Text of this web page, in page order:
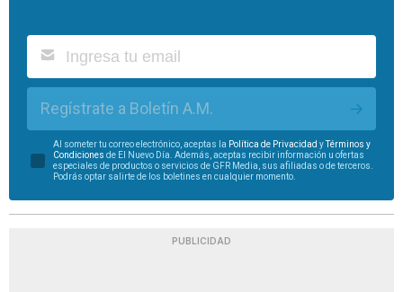
Regístrate a Boletín A.M.
Al someter tu correo electrónico, aceptas la Política de Privacidad yTérminos y
Condiciones de El Nuevo Día. Además, aceptas recibir información u ofertas
especiales de productos o servicios de GFR Media, sus afiliadas o de terceros.
Podrás optar salirte de los boletines en cualquier momento.
PUBLICIDAD